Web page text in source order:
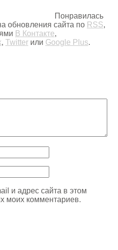
Понравилась
обновления сайта по RSS,
В Контакте,
, Twitter или Google Plus.
и адрес сайта в этом
моих комментариев.